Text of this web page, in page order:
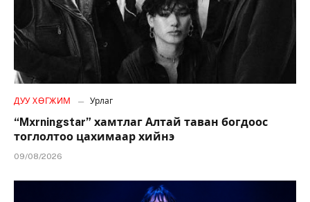
ДУУ ХӨГЖИМ Урлаг
“Mxrningstar” хамтлаг Алтай таван богдоос
тоглолтоо цахимаар хийнэ
09/08/2026